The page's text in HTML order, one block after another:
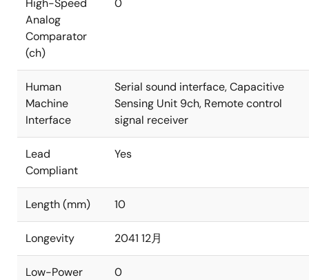
High-Speed
Analog
Comparator
(ch)
0
Human
Machine
Interface
Serial sound interface, Capacitive
Sensing Unit 9ch, Remote control
signal receiver
Lead
Compliant
Yes
Length (mm) 10
Longevity 2041 12月
Low-Power
0